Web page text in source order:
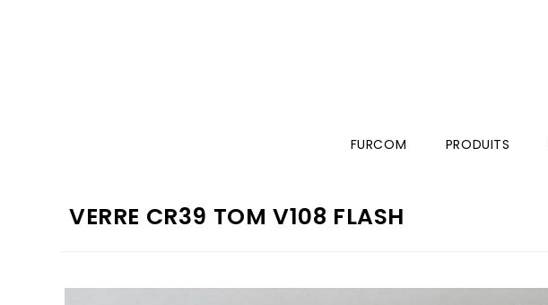
FURCOM PRODUITS
VERRE CR39 TOM V108 FLASH